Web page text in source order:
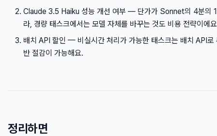
Claude 3.5 Haiku 성능 개선 여부 — 단가가 Sonnet의 4분의
라, 경량 태스크에서는 모델 자체를 바꾸는 것도 비용 전략이에
배치 API 할인 — 비실시간 처리가 가능한 태스크는 배치 API로
반 절감이 가능해요.
정리하면